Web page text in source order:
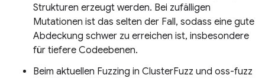
Strukturen erzeugt werden. Bei zufälligen
Mutationen ist das selten der Fall, sodass eine gute
Abdeckung schwer zu erreichen ist, insbesondere
für tiefere Codeebenen.
Beim aktuellen Fuzzing in ClusterFuzz und oss-fuzz